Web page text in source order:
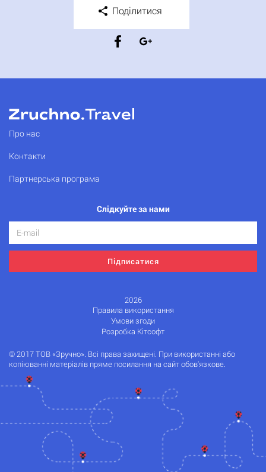
Поділитися
Про нас
Контакти
Партнерська програма
Слідкуйте за нами
Підписатися
2026
Правила використання
Умови згоди
Розробка Кітсофт
© 2017 ТОВ «Зручно». Всі права захищені. При використанні або
копіюванні матеріалів пряме посилання на сайт обов'язкове.